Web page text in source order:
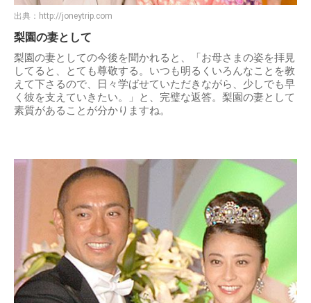
出典： http://joneytrip.com
梨園の妻として
梨園の妻としての今後を聞かれると、「お母さまの姿を拝見
してると、とても尊敬する。いつも明るくいろんなことを教
えて下さるので、日々学ばせていただきながら、少しでも早
く彼を支えていきたい。」と、完璧な返答。梨園の妻として
素質があることが分かりますね。